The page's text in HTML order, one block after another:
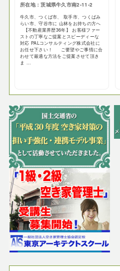
所在地：茨城県牛久市南2-11-2
牛久市、つくば市、 取手市、つくばみ
らい市、守谷市に 山林をお持ちの方へ
【不動産業界歴36年】 お客様ファー
ストの丁寧なご提案とスピーディーな
対応 PALコンサルティング株式会社に
お任せ下さい！ ご要望やご事情に合
わせて最適な方法をご提案させて頂き
ま ...